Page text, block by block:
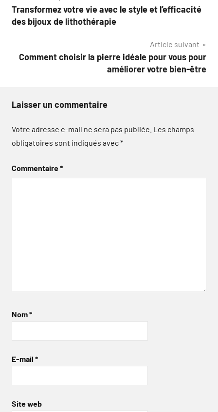
de
Transformez votre vie avec le style et l’efficacité
des bijoux de lithothérapie
Article suivant
Comment choisir la pierre idéale pour vous pour
améliorer votre bien-être
Laisser un commentaire
Votre adresse e-mail ne sera pas publiée. Les champs
obligatoires sont indiqués avec*
Commentaire*
Nom*
E-mail *
Site web